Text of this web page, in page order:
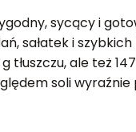
sycący i
sałatek i szybkich
g tłuszczu, ale też
soli